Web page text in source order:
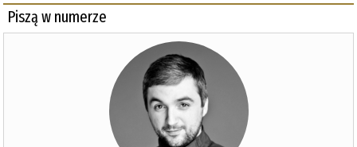
Piszą w numerze